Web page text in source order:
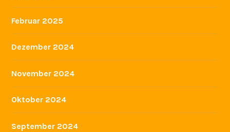
Februar 2025
Dezember 2024
November 2024
Oktober 2024
September 2024